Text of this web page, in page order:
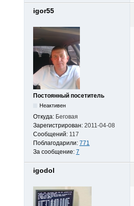
igor55
Постоянный посетитель
Неактивен
Откуда: Беговая
Зарегистрирован: 2011-04-08
Сообщений: 117
Поблагодарили: 771
За сообщение: 7
igodol